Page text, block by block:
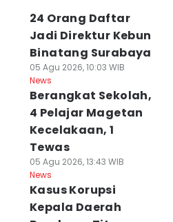
24 Orang Daftar
Jadi Direktur Kebun
Binatang Surabaya
05 Agu 2026, 10:03 WIB
News
Berangkat Sekolah,
4 Pelajar Magetan
Kecelakaan, 1
Tewas
05 Agu 2026, 13:43 WIB
News
Kasus Korupsi
Kepala Daerah